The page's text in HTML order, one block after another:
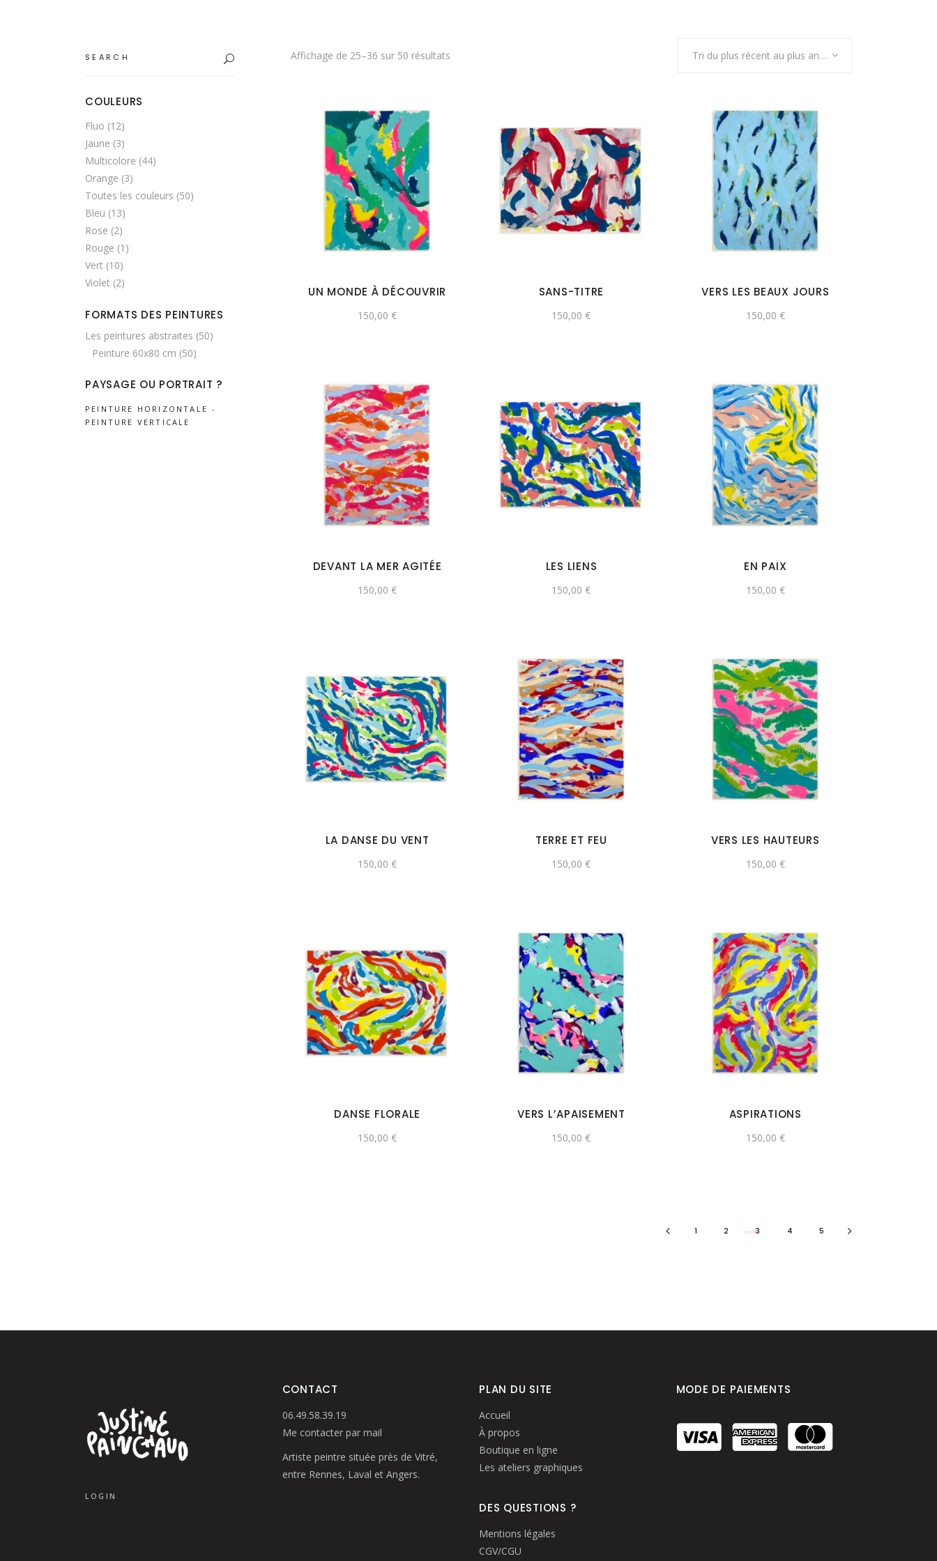
Affichage de 25–36 sur 50 résultats Tri du plus récent au plus ancien
UN MONDE À DÉCOUVRIR
150,00 €
SANS-TITRE
150,00 €
VERS LES BEAUX JOURS
150,00 €
DEVANT LA MER AGITÉE
150,00 €
LES LIENS
150,00 €
EN PAIX
150,00 €
LA DANSE DU VENT
150,00 €
TERRE ET FEU
150,00 €
VERS LES HAUTEURS
150,00 €
DANSE FLORALE
150,00 €
VERS L’APAISEMENT
150,00 €
ASPIRATIONS
150,00 €
1 2 3 4 5
for:
COULEURS
Fluo (12)
Jaune (3)
Multicolore (44)
Orange (3)
Toutes les couleurs (50)
Bleu (13)
Rose (2)
Rouge (1)
Vert (10)
Violet (2)
FORMATS DES PEINTURES
Les peintures abstraites (50)
Peinture 60x80 cm (50)
PAYSAGE OU PORTRAIT ?
PEINTURE HORIZONTALE
PEINTURE VERTICALE
LOGIN
CONTACT
06.49.58.39.19
Me contacter par mail
Artiste peintre située près de Vitré,
entre Rennes, Laval et Angers.
PLAN DU SITE
Accueil
À propos
Boutique en ligne
Les ateliers graphiques
DES QUESTIONS ?
Mentions légales
CGV/CGU
MODE DE PAIEMENTS